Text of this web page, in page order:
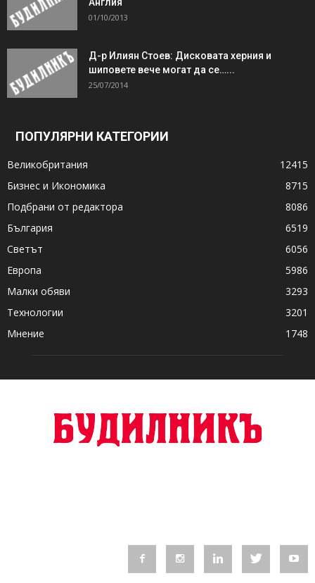
01/10/2013
Д-р Илиян Стоев: Дисковата херния и
шиповете вече могат да се…...
25/07/2014
ПОПУЛЯРНИ КАТЕГОРИИ
Великобритания
12415
Бизнес и Икономика
8715
Подбрани от редактора
8086
България
6519
Светът
6056
Европа
5986
Малки обяви
3293
Технологии
3201
Мнение
1748